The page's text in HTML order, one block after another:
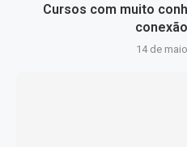
Cursos com muito
14 de